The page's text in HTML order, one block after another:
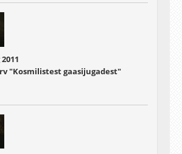
"Kosmilistest gaasijugadest"